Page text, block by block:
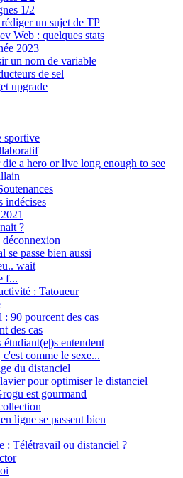
1/2
un sujet de TP
Web : quelques stats
2023
un nom de variable
de sel
upgrade
sportive
a hero or live long enough to see
indécises
?
déconnexion
se passe bien aussi
wait
f...
: Tatoueur
: 90 pourcent des cas
des cas
étudiant(e|)s entendent
comme le sexe...
du distanciel
pour optimiser le distanciel
est gourmand
ligne se passent bien
: Télétravail ou distanciel ?